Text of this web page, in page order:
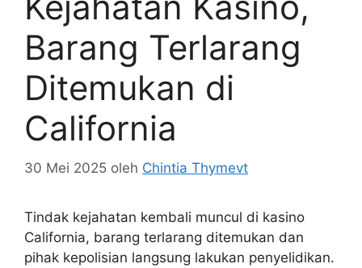
Barang Terlarang
Ditemukan di
California
30 Mei 2025 oleh Chintia Thymevt
Tindak kejahatan kembali muncul di kasino
California, barang terlarang ditemukan dan
pihak kepolisian langsung lakukan penyelidikan.